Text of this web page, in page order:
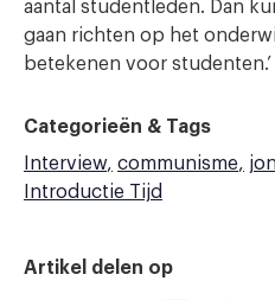
aantal studentleden. Dan
gaan richten op het
betekenen voor studenten.’
Categorieën & Tags
Interview communisme
Introductie Tijd
Artikel delen op